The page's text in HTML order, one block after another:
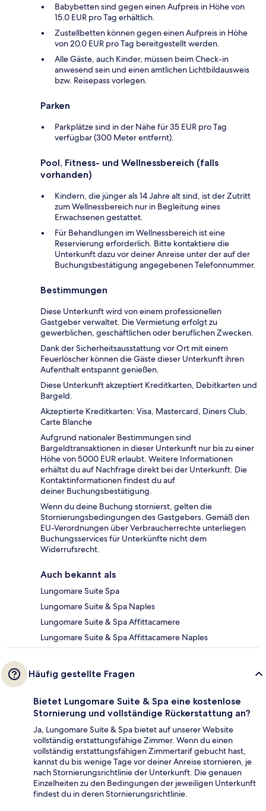
Babybetten sind gegen einen Aufpreis in Höhe von
15.0 EUR pro Tag erhältlich.
Zustellbetten können gegen einen Aufpreis in Höhe
von 20.0 EUR pro Tag bereitgestellt werden.
Alle Gäste, auch Kinder, müssen beim Check-in
anwesend sein und einen amtlichen Lichtbildausweis
bzw. Reisepass vorlegen.
Parken
Parkplätze sind in der Nähe für 35 EUR pro Tag
verfügbar (300 Meter entfernt).
Pool, Fitness- und Wellnessbereich (falls
vorhanden)
Kindern, die jünger als 14 Jahre alt sind, ist der Zutritt
zum Wellnessbereich nur in Begleitung eines
Erwachsenen gestattet.
Für Behandlungen im Wellnessbereich ist eine
Reservierung erforderlich. Bitte kontaktiere die
Unterkunft dazu vor deiner Anreise unter der auf der
Buchungsbestätigung angegebenen Telefonnummer.
Bestimmungen
Diese Unterkunft wird von einem professionellen
Gastgeber verwaltet. Die Vermietung erfolgt zu
gewerblichen, geschäftlichen oder beruflichen Zwecken.
Dank der Sicherheitsausstattung vor Ort mit einem
Feuerlöscher können die Gäste dieser Unterkunft ihren
Aufenthalt entspannt genießen.
Diese Unterkunft akzeptiert Kreditkarten, Debitkarten und
Bargeld.
Akzeptierte Kreditkarten: Visa, Mastercard, Diners Club,
Carte Blanche
Aufgrund nationaler Bestimmungen sind
Bargeldtransaktionen in dieser Unterkunft nur bis zu einer
Höhe von 5000 EUR erlaubt. Weitere Informationen
erhältst du auf Nachfrage direkt bei der Unterkunft. Die
Kontaktinformationen findest du auf
deiner Buchungsbestätigung.
Wenn du deine Buchung stornierst, gelten die
Stornierungsbedingungen des Gastgebers. Gemäß den
EU-Verordnungen über Verbraucherrechte unterliegen
Buchungsservices für Unterkünfte nicht dem
Widerrufsrecht.
Auch bekannt als
Lungomare Suite Spa
Lungomare Suite & Spa Naples
Lungomare Suite & Spa Affittacamere
Lungomare Suite & Spa Affittacamere Naples
Häufig gestellte Fragen
Bietet Lungomare Suite & Spa eine kostenlose
Stornierung und vollständige Rückerstattung an?
Ja, Lungomare Suite & Spa bietet auf unserer Website
vollständig erstattungsfähige Zimmer. Wenn du einen
vollständig erstattungsfähigen Zimmertarif gebucht hast,
kannst du bis wenige Tage vor deiner Anreise stornieren, je
nach Stornierungsrichtlinie der Unterkunft. Die genauen
Einzelheiten zu den Bedingungen der jeweiligen Unterkunft
findest du in deren Stornierungsrichtlinie.